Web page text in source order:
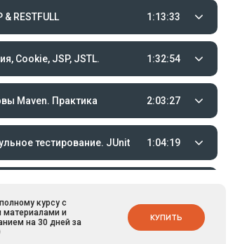
& RESTFULL 1:13:33
Cookie, JSP, JSTL. 1:32:54
Maven. Практика 2:03:27
тестирование. JUnit 1:04:19
в Spring. Beans
курсу с
материалами и
на 30 дней за
КУПИТЬ